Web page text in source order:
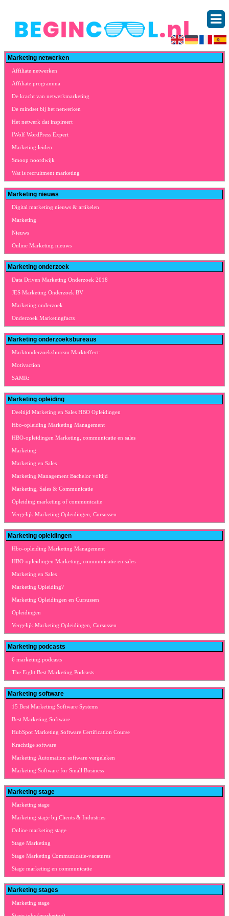
Marketing netwerken
Affiliate netwerken
Affiliate programma
De kracht van netwerkmarketing
De mindset bij het netwerken
Het netwerk dat inspireert
IWolf WordPress Expert
Marketing leiden
Smoop noordwijk
Wat is recruitment marketing
Marketing nieuws
Digital marketing nieuws & artikelen
Marketing
Nieuws
Online Marketing nieuws
Marketing onderzoek
Data Driven Marketing Onderzoek 2018
JES Marketing Onderzoek BV
Marketing onderzoek
Onderzoek Marketingfacts
Marketing onderzoeksbureaus
Marktonderzoeksbureau Markteffect:
Motivaction
SAMR:
Marketing opleiding
Deeltijd Marketing en Sales HBO Opleidingen
Hbo-opleiding Marketing Management
HBO-opleidingen Marketing, communicatie en sales
Marketing
Marketing en Sales
Marketing Management Bachelor voltijd
Marketing, Sales & Communicatie
Opleiding marketing of communicatie
Vergelijk Marketing Opleidingen, Cursussen
Marketing opleidingen
Hbo-opleiding Marketing Management
HBO-opleidingen Marketing, communicatie en sales
Marketing en Sales
Marketing Opleiding?
Marketing Opleidingen en Cursussen
Opleidingen
Vergelijk Marketing Opleidingen, Cursussen
Marketing podcasts
6 marketing podcasts
The Eight Best Marketing Podcasts
Marketing software
15 Best Marketing Software Systems
Best Marketing Software
HubSpot Marketing Software Certification Course
Krachtige software
Marketing Automation software vergeleken
Marketing Software for Small Business
Marketing stage
Marketing stage
Marketing stage bij Clients & Industries
Online marketing stage
Stage Marketing
Stage Marketing Communicatie-vacatures
Stage marketing en communicatie
Marketing stages
Marketing stage